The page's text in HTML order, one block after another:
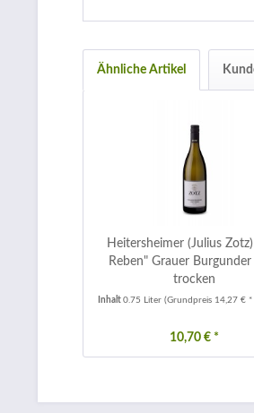
Ähnliche Artikel
Heitersheimer (Julius
Reben" Grauer
trocken
Inhalt0.75 Liter(Grundpreis 14,27 €
10,70 € *